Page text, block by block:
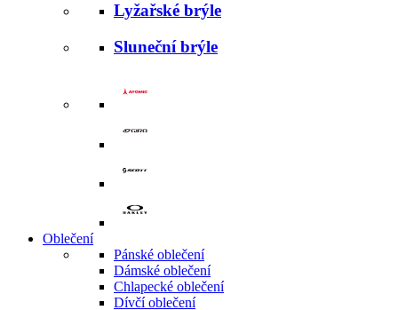
Lyžařské brýle
Sluneční brýle
Oblečení
Pánské oblečení
Dámské oblečení
Chlapecké oblečení
Dívčí oblečení